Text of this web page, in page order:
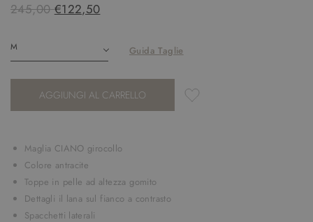
245,00 €122,50
Guida Taglie
AGGIUNGI AL CARRELLO
Maglia CIANO girocollo
Colore antracite
Toppe in pelle ad altezza gomito
Dettagli il lana sul fianco a contrasto
Spacchetti laterali